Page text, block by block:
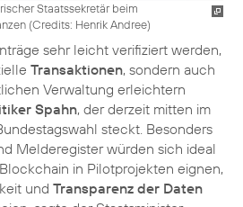
Staatssekretär beim
(Credits: Henrik Andree)
sehr leicht verifiziert werden,
Transaktionen, sondern auch
Verwaltung erleichtern
Spahn, der derzeit mitten im
steckt. Besonders
Melderegister würden sich ideal
in Pilotprojekten eignen,
und Transparenz der Daten